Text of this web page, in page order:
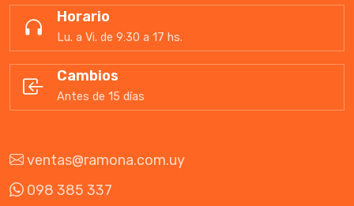
Horario
Lu. a Vi. de 9:30 a 17 hs.
Cambios
Antes de 15 días
ventas@ramona.com.uy
098 385 337